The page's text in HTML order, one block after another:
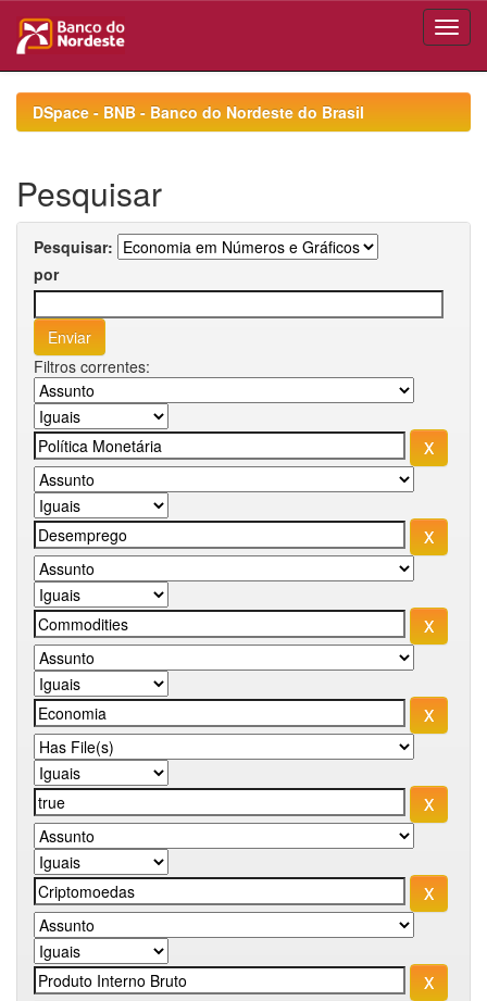
navigationDSpace - BNB - Banco do Nordeste do Brasil
Pesquisar
Pesquisar:
por
Filtros correntes: